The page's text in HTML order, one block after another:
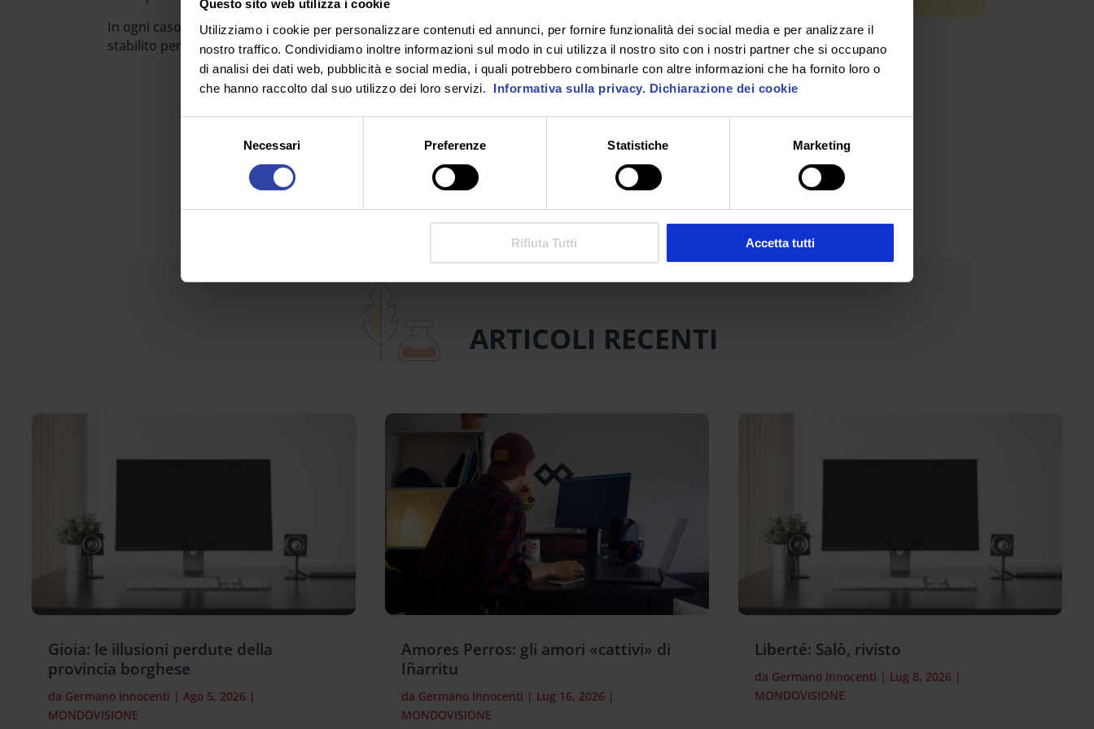
Questo sito web utilizza i cookie
Utilizziamo i cookie per personalizzare contenuti ed annunci, per fornire funzionalità dei social media e per analizzare il
nostro traffico. Condividiamo inoltre informazioni sul modo in cui utilizza il nostro sito con i nostri partner che si occupano
di analisi dei dati web, pubblicità e social media, i quali potrebbero combinarle con altre informazioni che ha fornito loro o
che hanno raccolto dal suo utilizzo dei loro servizi.
Informativa sulla privacy. Dichiarazione dei cookie
Necessari Preferenze Statistiche Marketing
Rifiuta Tutti Accetta tutti
In ogni caso, l’importo per i lavoratori pubblici del settore scolastico a tempo indeterminato è stato
stabilito per venerdì 22 luglio. In quei giorni anche il cedolino sarà visibile nell’area personale di NoiPA.
RICHIEDI INFORMAZIONI
ARTICOLI RECENTI
Gioia: le illusioni perdute della
provincia borghese
da Germano Innocenti |Ago 5, 2026 |
MONDOVISIONE
Amores Perros: gli amori «cattivi» di
Iñarritu
da Germano Innocenti | Lug 16, 2026 |
MONDOVISIONE
Liberté: Salò, rivisto
da Germano Innocenti | Lug 8, 2026 |
MONDOVISIONE